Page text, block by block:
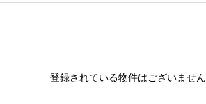
登録されている物件はございません